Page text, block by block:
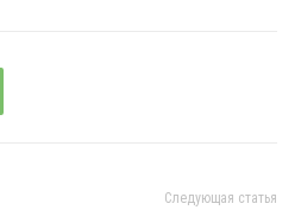
Следующая статья